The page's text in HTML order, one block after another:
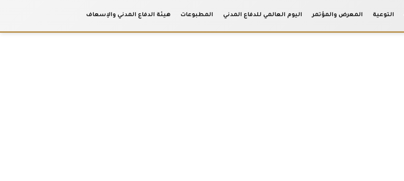
التوعية المعرض والمؤتمر اليوم العالمي للدفاع المدني المطبوعات هيئة الدفاع المدني والإسعاف